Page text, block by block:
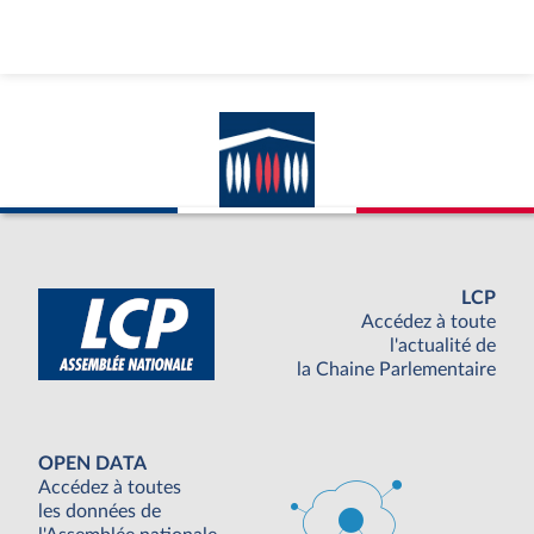
LCP
Accédez à toute
l'actualité de
la Chaine Parlementaire
OPEN DATA
Accédez à toutes
les données de